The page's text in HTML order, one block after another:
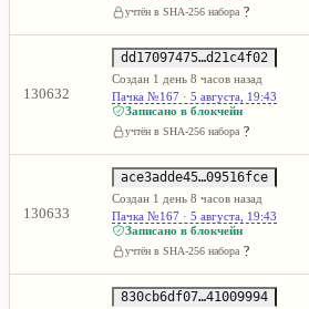
учтён в SHA-256 набора ?
130632
dd17097475…d21c4f02
Создан 1 день 8 часов назад
Пачка №167 · 5 августа, 19:43
Записано в блокчейн
учтён в SHA-256 набора ?
130633
ace3adde45…09516fce
Создан 1 день 8 часов назад
Пачка №167 · 5 августа, 19:43
Записано в блокчейн
учтён в SHA-256 набора ?
830cb6df07…41009994